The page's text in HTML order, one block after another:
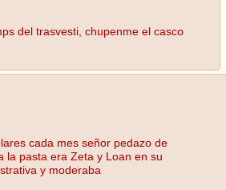
del trasvesti, chupenme el casco
cada mes señor pedazo de
la pasta era Zeta y Loan en su
y moderaba